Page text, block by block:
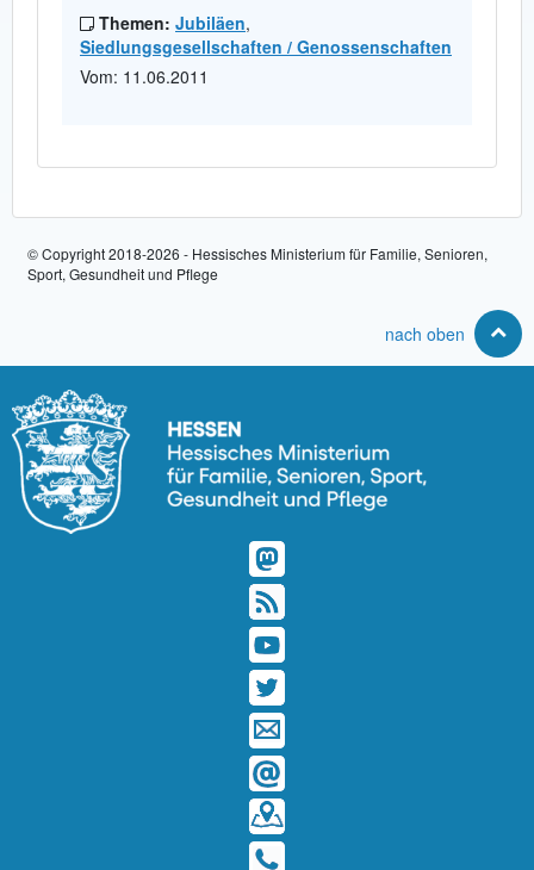
Themen: Jubiläen,
Siedlungsgesellschaften / Genossenschaften
Vom: 11.06.2011
© Copyright 2018-2026 - Hessisches Ministerium für Familie, Senioren,
Sport, Gesundheit und Pflege
nach oben